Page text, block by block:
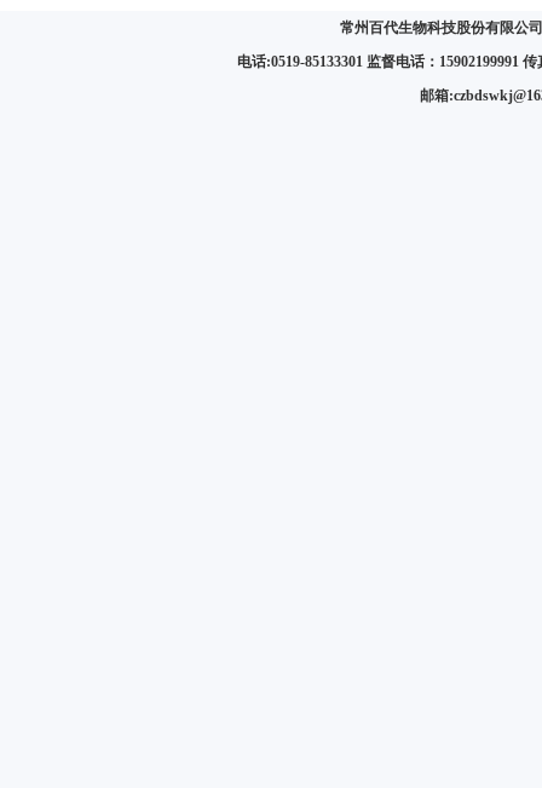
常州百代生物科技股份有限公
电话:0519-85133301 监督电话：15902199991
邮箱